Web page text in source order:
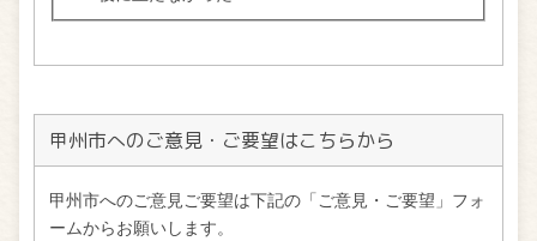
甲州市へのご意見・ご要望はこちらから
甲州市へのご意見ご要望は下記の「ご意見・ご要望」フォ
ームからお願いします。